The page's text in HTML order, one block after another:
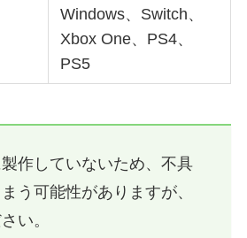
Windows、Switch、
Xbox One、PS4、
PS5
作していないため、不具
う可能性がありますが、
い。